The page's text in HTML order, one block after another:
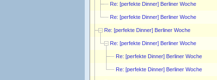
Re: [perfekte Dinner] Berliner Woche
Re: [perfekte Dinner] Berliner Woche
Re: [perfekte Dinner] Berliner Woche
Re: [perfekte Dinner] Berliner Woche
Re: [perfekte Dinner] Berliner Woche
Re: [perfekte Dinner] Berliner Woche